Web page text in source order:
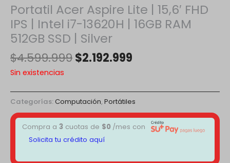
Portatil Acer Aspire Lite | 15,6′ FHD
IPS | Intel i7-13620H | 16GB RAM
512GB SSD | Silver
$4.599.999$2.192.999
Sin existencias
Categorías: Computación, Portátiles
Compra a3 cuotas de $0 /mes con
Solicita tu crédito aquí